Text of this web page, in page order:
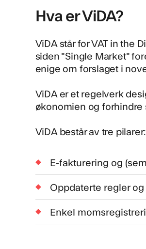
Hva er ViDA?
ViDA står for VAT in the
siden "Single Market"
enige om forslaget i
ViDA er et regelverk
økonomien og forhindre
ViDA består av tre pilarer:
E-fakturering og
Oppdaterte regler
Enkel